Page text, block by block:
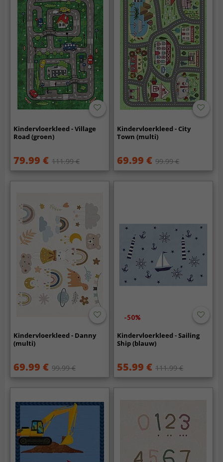
Kindervloerkleed - Village
Road (groen)
79.99 € 111.99 €
Kindervloerkleed - City
Town (multi)
69.99 € 99.99 €
Kindervloerkleed - Danny
(multi)
69.99 € 99.99 €
-50%
Kindervloerkleed - Sailing
Ship (blauw)
55.99 € 111.99 €